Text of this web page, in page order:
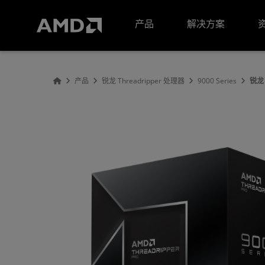
产品
解决方案
产品 锐龙 Threadripper 处理器 9000 Series 锐